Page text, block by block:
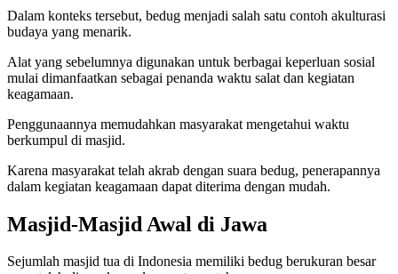
Dalam konteks tersebut, bedug menjadi salah satu contoh akulturasi
budaya yang menarik.
Alat yang sebelumnya digunakan untuk berbagai keperluan sosial
mulai dimanfaatkan sebagai penanda waktu salat dan kegiatan
keagamaan.
Penggunaannya memudahkan masyarakat mengetahui waktu
berkumpul di masjid.
Karena masyarakat telah akrab dengan suara bedug, penerapannya
dalam kegiatan keagamaan dapat diterima dengan mudah.
Masjid-Masjid Awal di Jawa
Sejumlah masjid tua di Indonesia memiliki bedug berukuran besar